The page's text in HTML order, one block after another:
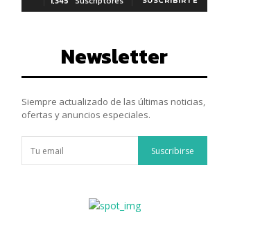
Newsletter
Siempre actualizado de las últimas noticias,
ofertas y anuncios especiales.
Suscribirse